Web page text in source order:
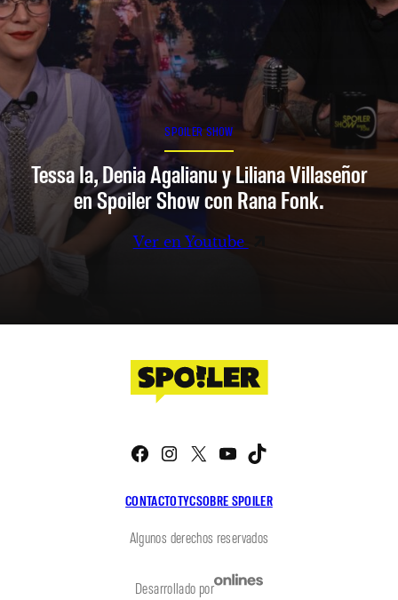
SPOILER SHOW
Tessa Ia, Denia Agalianu y Liliana Villaseñor
en Spoiler Show con Rana Fonk.
Ver en Youtube
CONTACTOTYCSOBRE SPOILER
Facebook
Instagram
X YouTube
Algunos derechos reservados
Desarrollado por